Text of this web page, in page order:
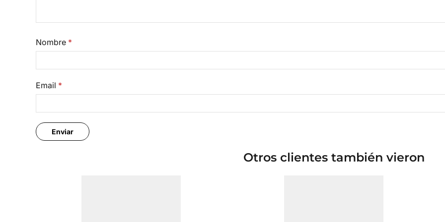
Nombre *
Email *
Otros clientes también vieron